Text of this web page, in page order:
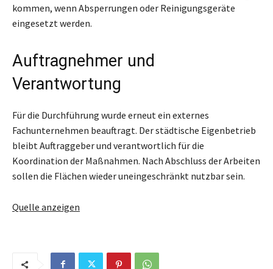
kommen, wenn Absperrungen oder Reinigungsgeräte
eingesetzt werden.
Auftragnehmer und
Verantwortung
Für die Durchführung wurde erneut ein externes
Fachunternehmen beauftragt. Der städtische Eigenbetrieb
bleibt Auftraggeber und verantwortlich für die
Koordination der Maßnahmen. Nach Abschluss der Arbeiten
sollen die Flächen wieder uneingeschränkt nutzbar sein.
Quelle anzeigen